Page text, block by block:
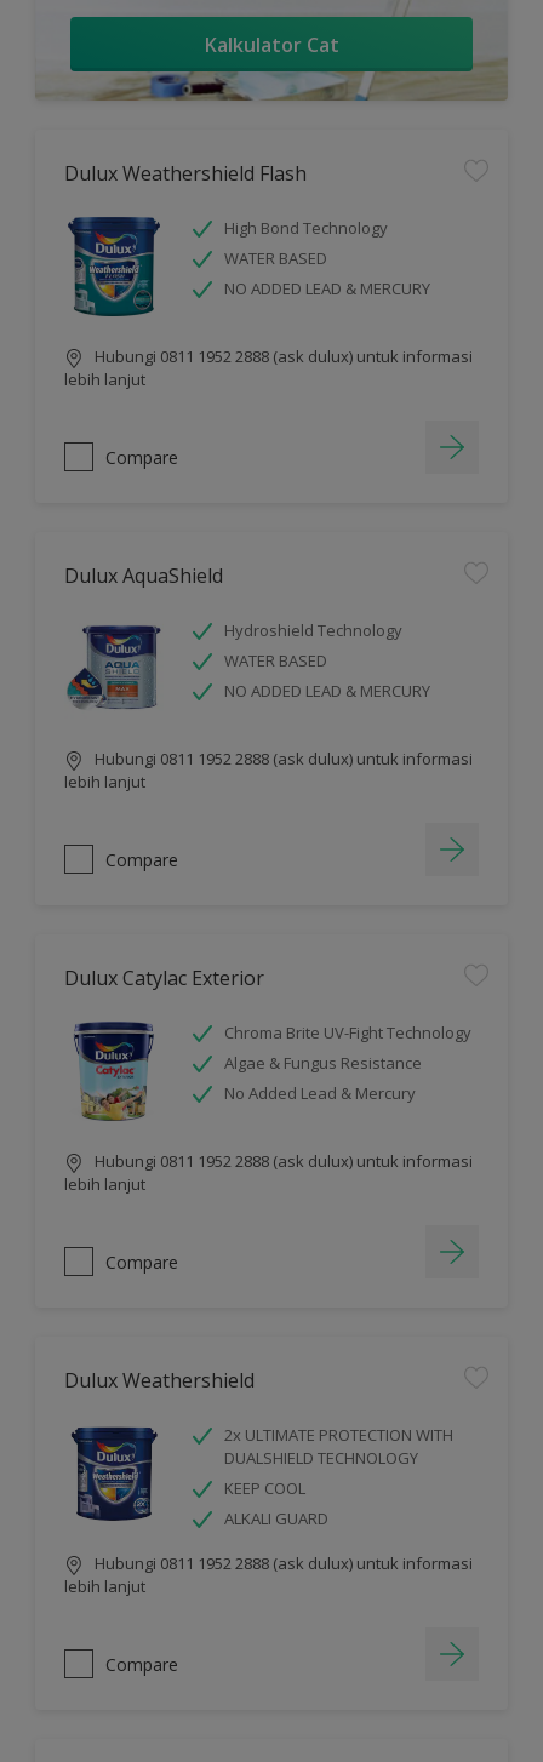
Kalkulator Cat
Dulux Weathershield Flash
High Bond Technology
WATER BASED
NO ADDED LEAD & MERCURY
Hubungi 0811 1952 2888 (ask dulux) untuk informasi
lebih lanjut
Compare
Dulux AquaShield
Hydroshield Technology
WATER BASED
NO ADDED LEAD & MERCURY
Hubungi 0811 1952 2888 (ask dulux) untuk informasi
lebih lanjut
Compare
Dulux Catylac Exterior
Chroma Brite UV-Fight Technology
Algae & Fungus Resistance
No Added Lead & Mercury
Hubungi 0811 1952 2888 (ask dulux) untuk informasi
lebih lanjut
Compare
Dulux Weathershield
2x ULTIMATE PROTECTION WITH
DUALSHIELD TECHNOLOGY
KEEP COOL
ALKALI GUARD
Hubungi 0811 1952 2888 (ask dulux) untuk informasi
lebih lanjut
Compare